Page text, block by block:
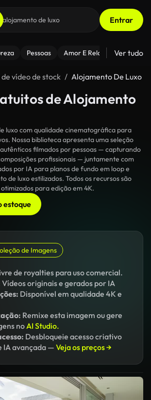
Entrar
Pessoas Amor E Relacionamentos
Ver tudo
vídeo de stock Alojamento De Luxo
de Alojamento
luxo com qualidade cinematográfica para
Nossa biblioteca apresenta uma seleção
filmados por pessoas — capturando
profissionais — juntamente com
por IA para planos de fundo em loop e
de luxo estilizados. Todos os recursos são
para edição em 4K.
estoque
de Imagens
de royalties para uso comercial.
Vídeos originais e gerados por IA
Disponível em qualidade 4K e
Remixe esta imagem ou gere
noAI Studio.
Desbloqueie acesso criativo
IA avançada — Veja os preços →